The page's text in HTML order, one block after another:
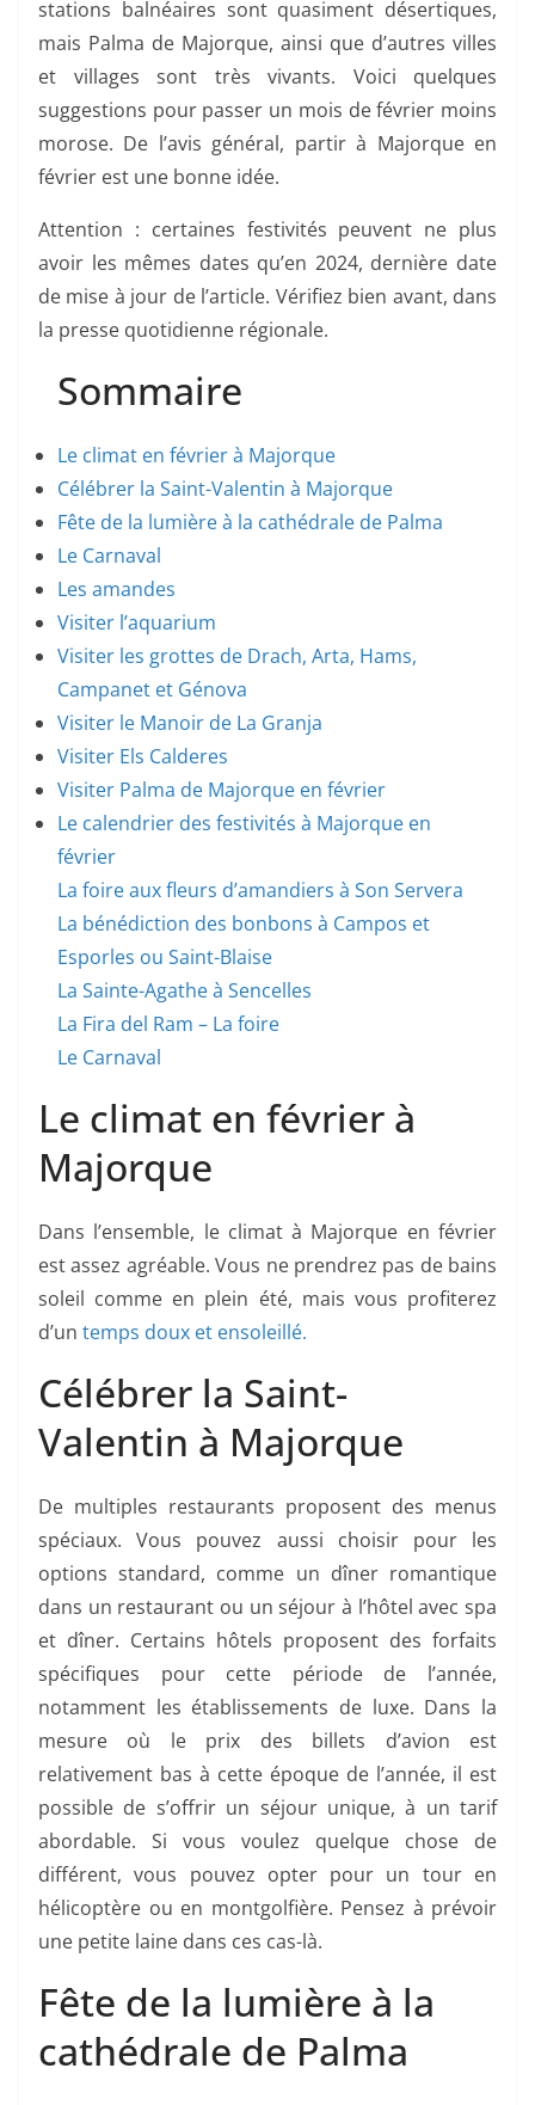
stations balnéaires sont quasiment désertiques,
mais Palma de Majorque, ainsi que d’autres villes
et villages sont très vivants. Voici quelques
suggestions pour passer un mois de février moins
morose. De l’avis général, partir à Majorque en
février est une bonne idée.
Attention : certaines festivités peuvent ne plus
avoir les mêmes dates qu’en 2024, dernière date
de mise à jour de l’article. Vérifiez bien avant, dans
la presse quotidienne régionale.
Sommaire
Le climat en février à Majorque
Célébrer la Saint-Valentin à Majorque
Fête de la lumière à la cathédrale de Palma
Le Carnaval
Les amandes
Visiter l’aquarium
Visiter les grottes de Drach, Arta, Hams,
Campanet et Génova
Visiter le Manoir de La Granja
Visiter Els Calderes
Visiter Palma de Majorque en février
Le calendrier des festivités à Majorque en
février
La foire aux fleurs d’amandiers à Son Servera
La bénédiction des bonbons à Campos et
Esporles ou Saint-Blaise
La Sainte-Agathe à Sencelles
La Fira del Ram – La foire
Le Carnaval
Le climat en février à
Majorque
Dans l’ensemble, le climat à Majorque en février
est assez agréable. Vous ne prendrez pas de bains
soleil comme en plein été, mais vous profiterez
d’un temps doux et ensoleillé.
Célébrer la Saint-
Valentin à Majorque
De multiples restaurants proposent des menus
spéciaux. Vous pouvez aussi choisir pour les
options standard, comme un dîner romantique
dans un restaurant ou un séjour à l’hôtel avec spa
et dîner. Certains hôtels proposent des forfaits
spécifiques pour cette période de l’année,
notamment les établissements de luxe. Dans la
mesure où le prix des billets d’avion est
relativement bas à cette époque de l’année, il est
possible de s’offrir un séjour unique, à un tarif
abordable. Si vous voulez quelque chose de
différent, vous pouvez opter pour un tour en
hélicoptère ou en montgolfière. Pensez à prévoir
une petite laine dans ces cas-là.
Fête de la lumière à la
cathédrale de Palma